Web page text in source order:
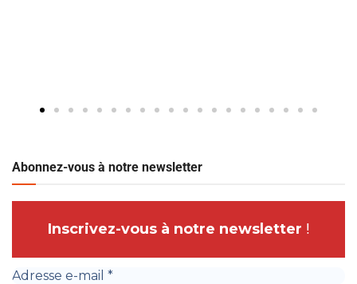
Abonnez-vous à notre newsletter
Inscrivez-vous à notre newsletter !